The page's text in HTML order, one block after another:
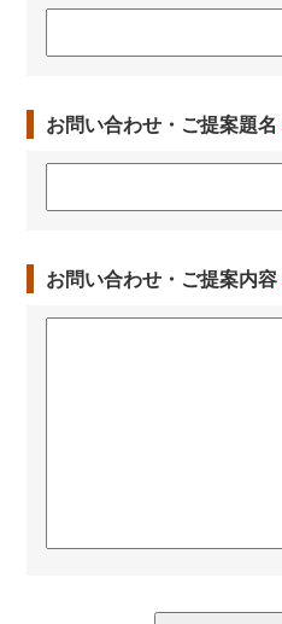
お問い合わせ・ご提案題名
お問い合わせ・ご提案内容